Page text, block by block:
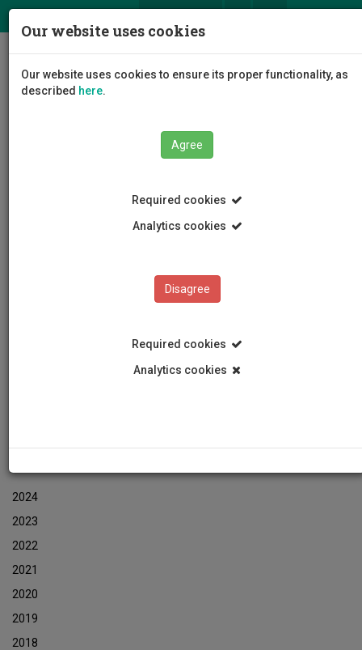
2024
2023
2022
2021
2020
2019
2018
Our website uses cookies
Our website uses cookies to ensure its proper functionality, as
described here.
Agree
Required cookies
Analytics cookies
Disagree
Required cookies
Analytics cookies